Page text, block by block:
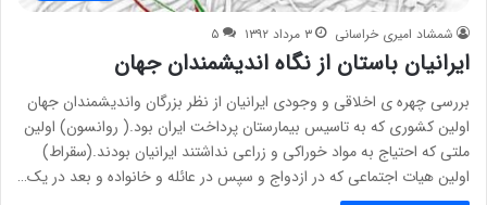
شمشاد امیری خراسانی ۳ مرداد ۱۳۹۲ ۵
ایرانیان باستان از نگاه اندیشمندان جهان
بررسی چهره ی اخلاقی و وجودی ایرانیان از نظر بزرگان واندیشمندان جهان
اولین کشوری که به تاسیس بیمارستان پرداخت ایران بود.( روانسون) اولین
ملتی که احتیاج به مواد خوراکی و زراعی نداشتند ایرانیان بودند.(سقراط)
اولین هیات اجتماعی که در ازدواج و سپس در عائله و خانواده و بعد در یک…